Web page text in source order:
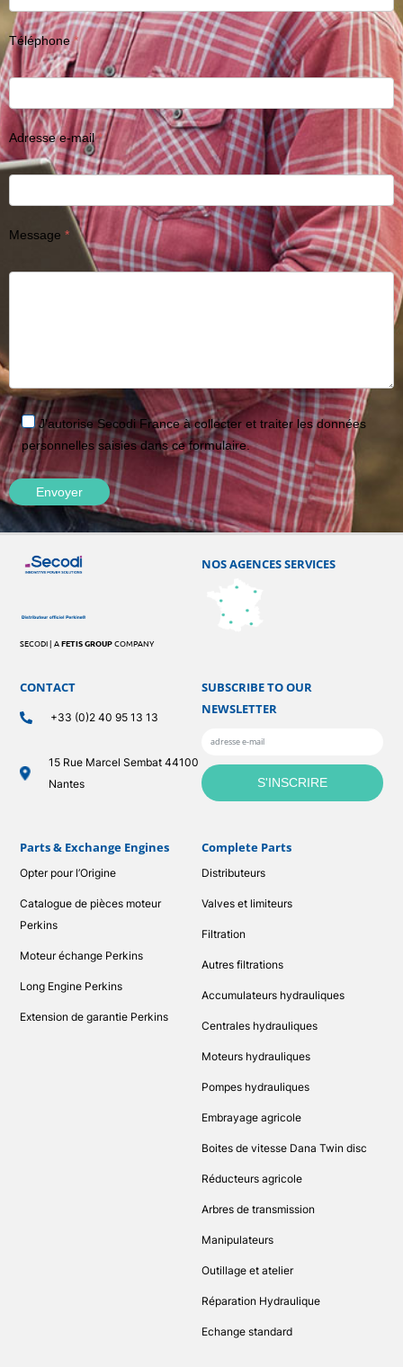
Téléphone
Adresse e-mail
Message
J'autorise Secodi France à collecter et traiter les données
personnelles saisies dans ce formulaire.
SECODI | AFETIS GROUPCOMPANY
Parts & Exchange Engines
Opter pour l’Origine
Catalogue de pièces moteur
Perkins
Moteur échange Perkins
Long Engine Perkins
Extension de garantie Perkins
CONTACT
+33 (0)2 40 95 13 13
15 Rue Marcel Sembat 44100
Nantes
Complete Parts
Distributeurs
Valves et limiteurs
Filtration
Autres filtrations
Accumulateurs hydrauliques
Centrales hydrauliques
Moteurs hydrauliques
Pompes hydrauliques
Embrayage agricole
Boites de vitesse Dana Twin disc
Réducteurs agricole
Arbres de transmission
Manipulateurs
Outillage et atelier
Réparation Hydraulique
Echange standard
NOS AGENCES SERVICES
SUBSCRIBE TO OUR
NEWSLETTER